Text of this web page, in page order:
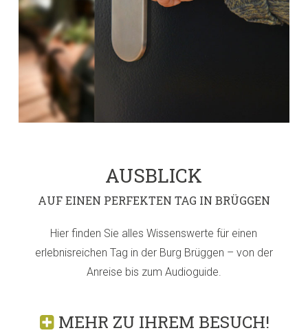
AUSBLICK
AUF EINEN PERFEKTEN TAG IN BRÜGGEN
Hier finden Sie alles Wissenswerte für einen
erlebnisreichen Tag in der Burg Brüggen – von der
Anreise bis zum Audioguide.
MEHR ZU IHREM BESUCH!